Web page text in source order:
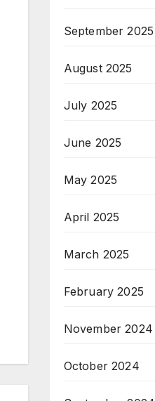
September 2025
August 2025
July 2025
June 2025
May 2025
April 2025
March 2025
February 2025
November 2024
October 2024